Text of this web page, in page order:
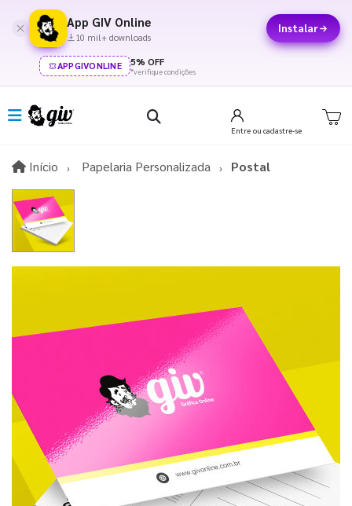
App GIV Online
10 mil+ downloads
Instalar
APPGIVONLINE 5% OFF
*verifique condições
Entre ou cadastre-se
Início InícioPapelaria Personalizada Postal